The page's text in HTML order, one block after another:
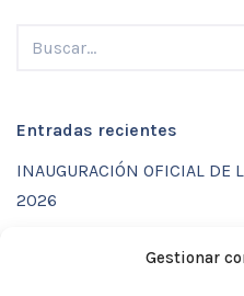
Gestionar
Entradas recientes
INAUGURACIÓN OFICIAL DE
2026